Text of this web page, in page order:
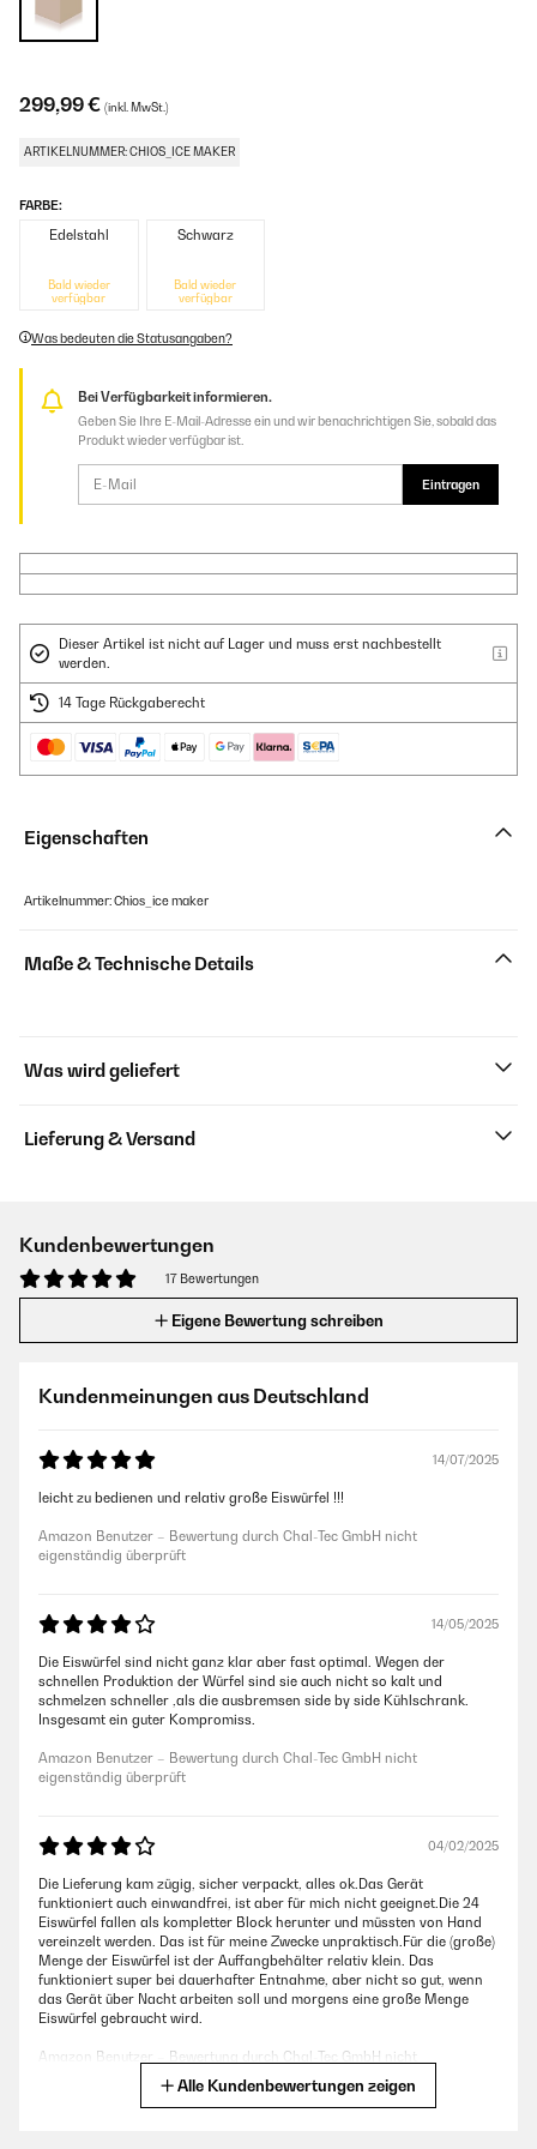
299,99 € (inkl. MwSt.)
ARTIKELNUMMER: CHIOS_ICE MAKER
FARBE:
Edelstahl
Bald wieder
verfügbar
Schwarz
Bald wieder
verfügbar
Was bedeuten die Statusangaben?
Bei Verfügbarkeit informieren.
Geben Sie Ihre E-Mail-Adresse ein und wir benachrichtigen Sie, sobald das
Produkt wieder verfügbar ist.
Eintragen
Dieser Artikel ist nicht auf Lager und muss erst nachbestellt
werden.
14 Tage Rückgaberecht
Eigenschaften
Artikelnummer: Chios_ice maker
Maße & Technische Details
Was wird geliefert
Lieferung & Versand
Kundenbewertungen
17 Bewertungen
Eigene Bewertung schreiben
Kundenmeinungen aus Deutschland
14/07/2025
leicht zu bedienen und relativ große Eiswürfel !!!
Amazon Benutzer – Bewertung durch Chal-Tec GmbH nicht
eigenständig überprüft
14/05/2025
Die Eiswürfel sind nicht ganz klar aber fast optimal. Wegen der
schnellen Produktion der Würfel sind sie auch nicht so kalt und
schmelzen schneller ,als die ausbremsen side by side Kühlschrank.
Insgesamt ein guter Kompromiss.
Amazon Benutzer – Bewertung durch Chal-Tec GmbH nicht
eigenständig überprüft
04/02/2025
Die Lieferung kam zügig, sicher verpackt, alles ok.Das Gerät
funktioniert auch einwandfrei, ist aber für mich nicht geeignet.Die 24
Eiswürfel fallen als kompletter Block herunter und müssten von Hand
vereinzelt werden. Das ist für meine Zwecke unpraktisch.Für die (große)
Menge der Eiswürfel ist der Auffangbehälter relativ klein. Das
funktioniert super bei dauerhafter Entnahme, aber nicht so gut, wenn
das Gerät über Nacht arbeiten soll und morgens eine große Menge
Eiswürfel gebraucht wird.
Amazon Benutzer – Bewertung durch Chal-Tec GmbH nicht
eigenständig überprüftAlle Kundenbewertungen zeigen